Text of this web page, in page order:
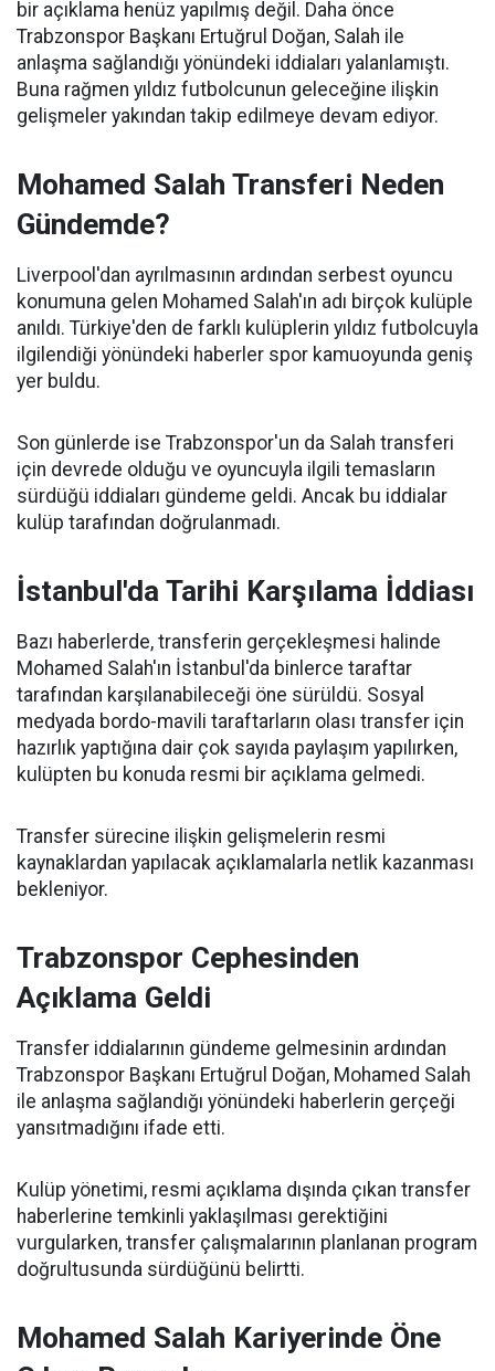
bir açıklama henüz yapılmış değil. Daha önce
Trabzonspor Başkanı Ertuğrul Doğan, Salah ile
anlaşma sağlandığı yönündeki iddiaları yalanlamıştı.
Buna rağmen yıldız futbolcunun geleceğine ilişkin
gelişmeler yakından takip edilmeye devam ediyor.
Mohamed Salah Transferi Neden
Gündemde?
Liverpool'dan ayrılmasının ardından serbest oyuncu
konumuna gelen Mohamed Salah'ın adı birçok kulüple
anıldı. Türkiye'den de farklı kulüplerin yıldız futbolcuyla
ilgilendiği yönündeki haberler spor kamuoyunda geniş
yer buldu.
Son günlerde ise Trabzonspor'un da Salah transferi
için devrede olduğu ve oyuncuyla ilgili temasların
sürdüğü iddiaları gündeme geldi. Ancak bu iddialar
kulüp tarafından doğrulanmadı.
İstanbul'da Tarihi Karşılama İddiası
Bazı haberlerde, transferin gerçekleşmesi halinde
Mohamed Salah'ın İstanbul'da binlerce taraftar
tarafından karşılanabileceği öne sürüldü. Sosyal
medyada bordo-mavili taraftarların olası transfer için
hazırlık yaptığına dair çok sayıda paylaşım yapılırken,
kulüpten bu konuda resmi bir açıklama gelmedi.
Transfer sürecine ilişkin gelişmelerin resmi
kaynaklardan yapılacak açıklamalarla netlik kazanması
bekleniyor.
Trabzonspor Cephesinden
Açıklama Geldi
Transfer iddialarının gündeme gelmesinin ardından
Trabzonspor Başkanı Ertuğrul Doğan, Mohamed Salah
ile anlaşma sağlandığı yönündeki haberlerin gerçeği
yansıtmadığını ifade etti.
Kulüp yönetimi, resmi açıklama dışında çıkan transfer
haberlerine temkinli yaklaşılması gerektiğini
vurgularken, transfer çalışmalarının planlanan program
doğrultusunda sürdüğünü belirtti.
Mohamed Salah Kariyerinde Öne